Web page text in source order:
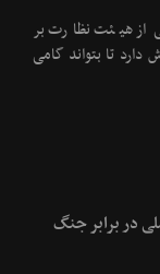
از هیئت نظارت بر
تا بتواند گامی
در برابر جنگ